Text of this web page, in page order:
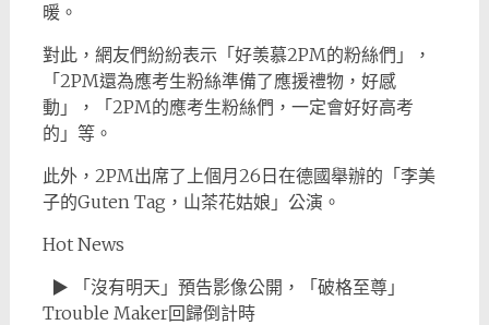
暖。
對此，網友們紛紛表示「好羡慕2PM的粉絲們」，
「2PM還為應考生粉絲準備了應援禮物，好感
動」，「2PM的應考生粉絲們，一定會好好高考
的」等。
此外，2PM出席了上個月26日在德國舉辦的「李美
子的Guten Tag，山茶花姑娘」公演。
Hot News
▶ 「沒有明天」預告影像公開，「破格至尊」
Trouble Maker回歸倒計時